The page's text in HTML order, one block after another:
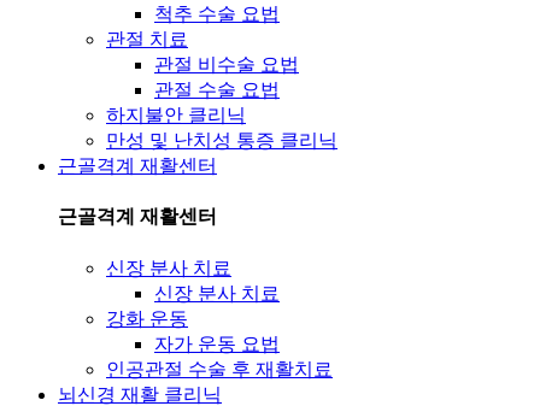
척추 수술 요법
관절 치료
관절 비수술 요법
관절 수술 요법
하지불안 클리닉
만성 및 난치성 통증 클리닉
근골격계 재활센터
근골격계 재활센터
신장 분사 치료
신장 분사 치료
강화 운동
자가 운동 요법
인공관절 수술 후 재활치료
뇌신경 재활 클리닉